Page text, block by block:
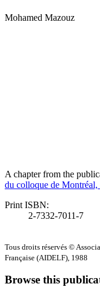
Mohamed Mazouz
A chapter from the
du colloque de Montréal,
Print ISBN:
2-7332-7011-7
Tous droits réservés ©
Française (AIDELF), 1988
Browse this